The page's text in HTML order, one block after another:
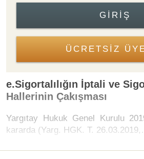
GIRIŞ
ÜCRETSİZ
e.Sigortalılığın İptali ve
Hallerinin Çakışması
Yargıtay Hukuk Genel Kurulu
kararda (Yarg. HGK. T.